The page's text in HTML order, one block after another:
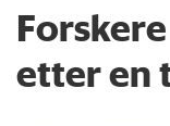
etter en